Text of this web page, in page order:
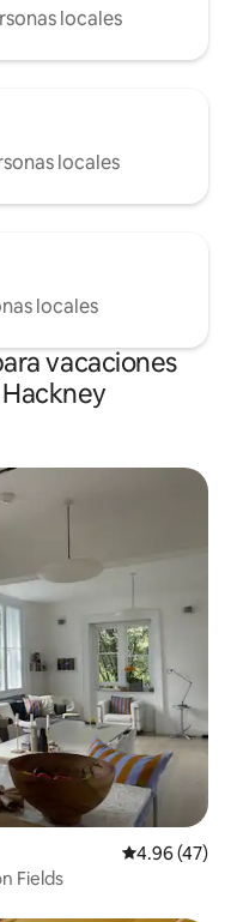
locales
locales
locales
vacaciones
Calificación
4.96 (47)
Fields